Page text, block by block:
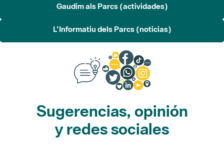
Gaudim als Parcs (actividades)
L'Informatiu dels Parcs (noticias)
Sugerencias, opinión
y redes sociales